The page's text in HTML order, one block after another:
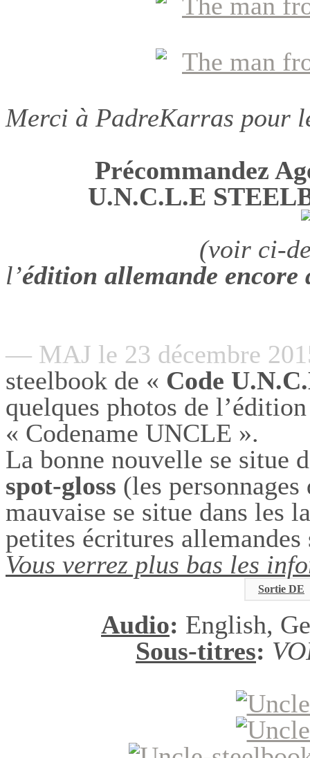
Merci à PadreKarras pour
Précommandez
U.N.C.L.E
(voir ci-
l’édition allemande encore
— MAJ le 23 décembre
steelbook de « Code
quelques photos de
« Codename UNCLE ».
La bonne nouvelle se situe
spot-gloss (les
mauvaise se situe dans les
petites écritures
Vous verrez plus bas les
Sortie DE
Audio: English,
Sous-titres: